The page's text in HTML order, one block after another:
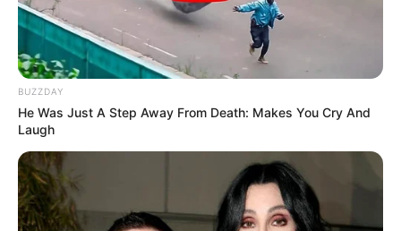
BUZZDAY
He Was Just A Step Away From Death: Makes You Cry And
Laugh